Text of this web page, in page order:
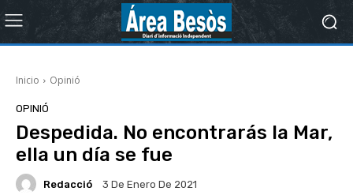
Inicio Opinió
OPINIÓ
Despedida. No encontrarás la Mar,
ella un día se fue
Redacció 3 De Enero De 2021